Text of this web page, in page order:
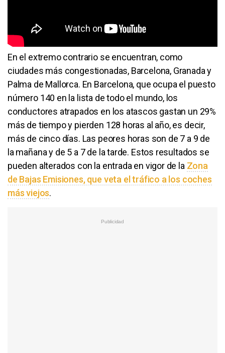
En el extremo contrario se encuentran, como
ciudades más congestionadas, Barcelona, Granada y
Palma de Mallorca. En Barcelona, que ocupa el puesto
número 140 en la lista de todo el mundo, los
conductores atrapados en los atascos gastan un 29%
más de tiempo y pierden 128 horas al año, es decir,
más de cinco días. Las peores horas son de 7 a 9 de
la mañana y de 5 a 7 de la tarde. Estos resultados se
pueden alterados con la entrada en vigor de la Zona
de Bajas Emisiones, que veta el tráfico a los coches
más viejos.